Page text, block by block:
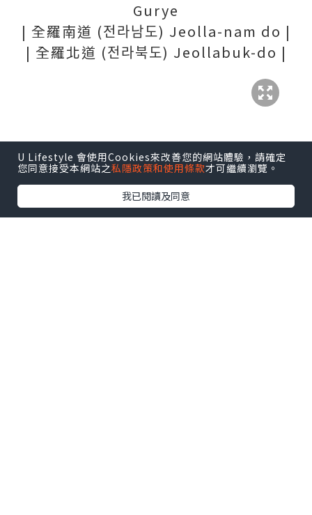
Gurye
| 全羅南道 (전라남도) Jeolla-nam do |
| 全羅北道 (전라북도) Jeollabuk-do |
U Lifestyle 會使用Cookies來改善您的網站體驗，請確定
您同意接受本網站之私隱政策和使用條款才可繼續瀏覽。
我已閱讀及同意